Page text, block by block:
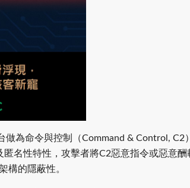
為命令與控制（Command & Control, C2
名性特性，攻擊者將C2惡意指令或惡意酬
構的隱蔽性。